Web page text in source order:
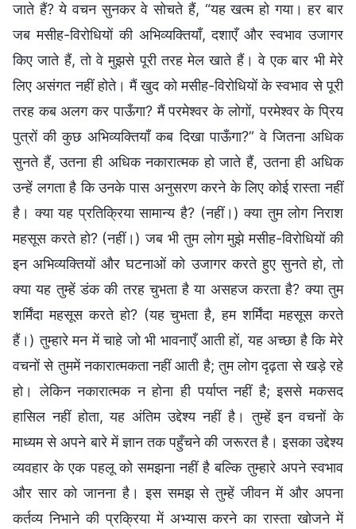
जाते हैं? ये वचन सुनकर वे सोचते हैं, “यह खत्म हो गया। हर बार
जब मसीह-विरोधियों की अभिव्यक्तियाँ, दशाएँ और स्वभाव उजागर
किए जाते हैं, तो वे मुझसे पूरी तरह मेल खाते हैं। वे एक बार भी मेरे
लिए असंगत नहीं होते। मैं खुद को मसीह-विरोधियों के स्वभाव से पूरी
तरह कब अलग कर पाऊँगा? मैं परमेश्वर के लोगों, परमेश्वर के प्रिय
पुत्रों की कुछ अभिव्यक्तियाँ कब दिखा पाऊँगा?” वे जितना अधिक
सुनते हैं, उतना ही अधिक नकारात्मक हो जाते हैं, उतना ही अधिक
उन्हें लगता है कि उनके पास अनुसरण करने के लिए कोई रास्ता नहीं
है। क्या यह प्रतिक्रिया सामान्य है? (नहीं।) क्या तुम लोग निराश
महसूस करते हो? (नहीं।) जब भी तुम लोग मुझे मसीह-विरोधियों की
इन अभिव्यक्तियों और घटनाओं को उजागर करते हुए सुनते हो, तो
क्या यह तुम्हें डंक की तरह चुभता है या असहज करता है? क्या तुम
शर्मिंदा महसूस करते हो? (यह चुभता है, हम शर्मिंदा महसूस करते
हैं।) तुम्हारे मन में चाहे जो भी भावनाएँ आती हों, यह अच्छा है कि मेरे
वचनों से तुममें नकारात्मकता नहीं आती है; तुम लोग दृढ़ता से खड़े रहे
हो। लेकिन नकारात्मक न होना ही पर्याप्त नहीं है; इससे मकसद
हासिल नहीं होता, यह अंतिम उद्देश्य नहीं है। तुम्हें इन वचनों के
माध्यम से अपने बारे में ज्ञान तक पहुँचने की जरूरत है। इसका उद्देश्य
व्यवहार के एक पहलू को समझना नहीं है बल्कि तुम्हारे अपने स्वभाव
और सार को जानना है। इस समझ से तुम्हें जीवन में और अपना
कर्तव्य निभाने की प्रक्रिया में अभ्यास करने का रास्ता खोजने में